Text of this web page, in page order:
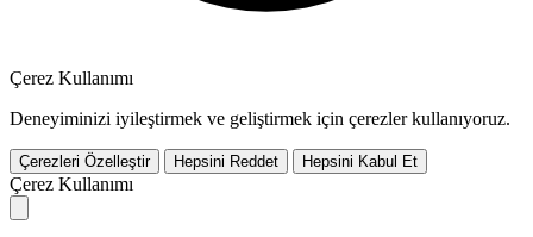
Çerez Kullanımı
Deneyiminizi iyileştirmek ve geliştirmek için çerezler kullanıyoruz.
Çerezleri Özelleştir Hepsini Reddet Hepsini Kabul Et
Çerez Kullanımı